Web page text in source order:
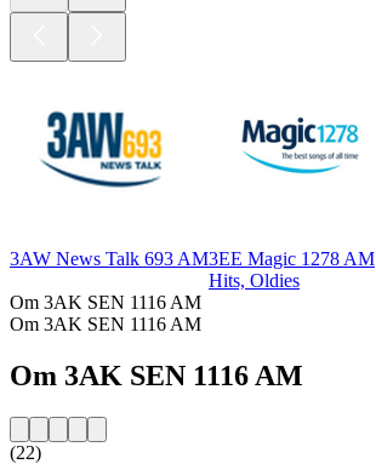
3AW News Talk 693 AM3EE Magic 1278 AM
Hits, Oldies
Om 3AK SEN 1116 AM
Om 3AK SEN 1116 AM
Om 3AK SEN 1116 AM
(22)